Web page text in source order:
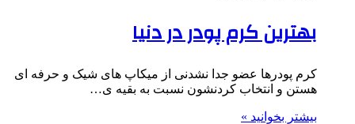
بهترین کرم پودر در دنیا
کرم پودرها عضو جدا نشدنی از میکاپ های شیک و حرفه ای
هستن و انتخاب کردنشون نسبت به بقیه ی…
بیشتر بخوانید »